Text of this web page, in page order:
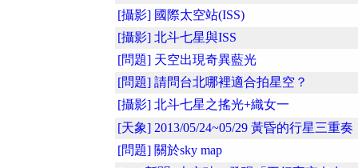
[攝影] 國際太空站(ISS)
[攝影] 北斗七星與ISS
[問題] 天空出現奇異藍光
[問題] 請問台北哪裡適合拍星空？
[攝影] 北斗七星之搖光+織女一
[天象] 2013/05/24~05/29 黃昏的行星三重奏
[問題] 關於sky map